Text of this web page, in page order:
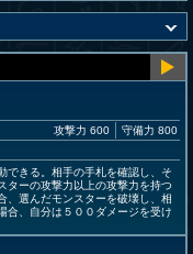
攻撃力 600 守備力 800
きる。相手の手札を確認し、そ
ターの攻撃力以上の攻撃力を持つ
、選んだモンスターを破壊し、相
合、自分は５００ダメージを受け